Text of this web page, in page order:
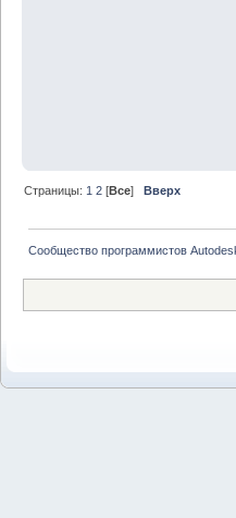
Страницы:1 2 [Все] Вверх
Сообщество программистов